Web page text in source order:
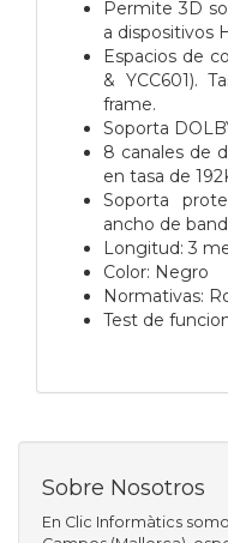
Permite 3D
a dispositivos
Espacios de
& YCC601).
frame.
Soporta
8 canales de
en tasa de
Soporta
ancho de
Longitud: 3
Color: Negro
Normativas:
Test de
Sobre Nosotros
En Clic Informàtics